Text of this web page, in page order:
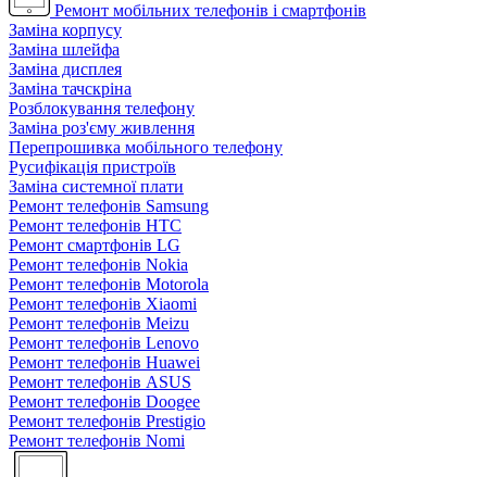
Ремонт мобільних телефонів і смартфонів
Заміна корпусу
Заміна шлейфа
Заміна дисплея
Заміна тачскріна
Розблокування телефону
Заміна роз'єму живлення
Перепрошивка мобільного телефону
Русифікація пристроїв
Заміна системної плати
Ремонт телефонів Samsung
Ремонт телефонів HTC
Ремонт смартфонів LG
Ремонт телефонів Nokia
Ремонт телефонів Motorola
Ремонт телефонів Xiaomi
Ремонт телефонів Meizu
Ремонт телефонів Lenovo
Ремонт телефонів Huawei
Ремонт телефонів ASUS
Ремонт телефонів Doogee
Ремонт телефонів Prestigio
Ремонт телефонів Nomi